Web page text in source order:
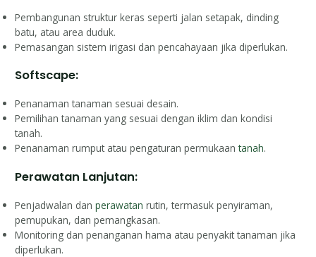
Pembangunan struktur keras seperti jalan setapak, dinding
batu, atau area duduk.
Pemasangan sistem irigasi dan pencahayaan jika diperlukan.
Softscape:
Penanaman tanaman sesuai desain.
Pemilihan tanaman yang sesuai dengan iklim dan kondisi
tanah.
Penanaman rumput atau pengaturan permukaantanah.
Perawatan Lanjutan:
Penjadwalan danperawatan rutin, termasuk penyiraman,
pemupukan, dan pemangkasan.
Monitoring dan penanganan hama atau penyakit tanaman jika
diperlukan.